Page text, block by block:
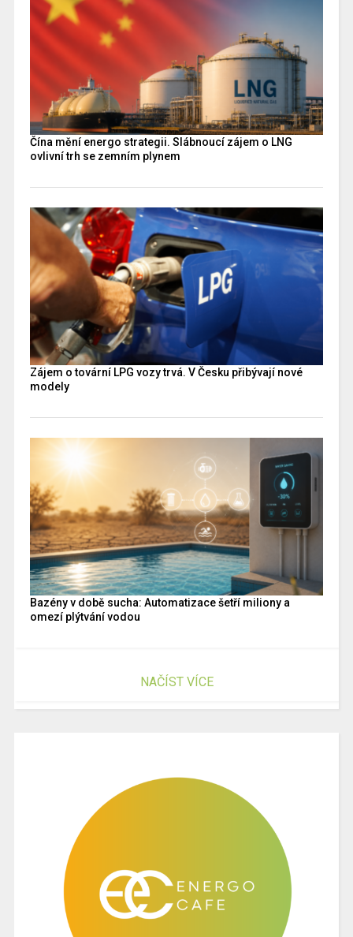
Čína mění energo strategii. Slábnoucí zájem o LNG
ovlivní trh se zemním plynem
Zájem o tovární LPG vozy trvá. V Česku přibývají nové
modely
Bazény v době sucha: Automatizace šetří miliony a
omezí plýtvání vodou
NAČÍST VÍCE